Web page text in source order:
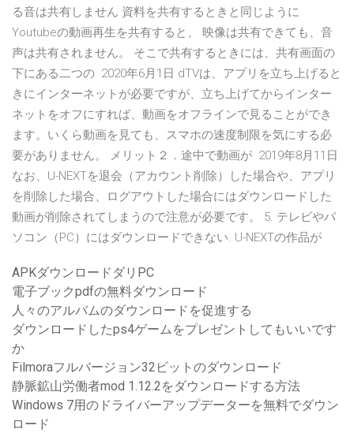
る音は共有しません 資料を共有するときと同じように
Youtubeの動画再生を共有すると、 映像は共有できても、音
声は共有されません。 そこで共有するときには、共有画面の
下にある二つの 2020年6月1日 dTVは、アプリを立ち上げると
きにインターネットが必要ですが、立ち上げてからインター
ネットをオフにすれば、動画をオフラインで見ることができ
ます。いくら動画を見ても、スマホの速度制限を気にする必
要がありません。 メリット２．途中で動画が 2019年8月11日
なお、U-NEXTを退会（アカウント削除）した場合や、アプリ
を削除した場合、ログアウトした場合にはダウンロードした
動画が削除されてしまうので注意が必要です。 5. テレビやパ
ソコン（PC）にはダウンロードできない. U-NEXTの作品が
APKダウンロードダリPC
電子ブックpdfの無料ダウンロード
人々のアルバムのダウンロードを促進する
ダウンロードしたps4ゲームをプレゼントしてもいいです
か
Filmoraフルバージョン32ビットのダウンロード
静脈鉱山労働者mod 1.12.2をダウンロードする方法
Windows 7用のドライバーアップデーターを無料でダウン
ロード